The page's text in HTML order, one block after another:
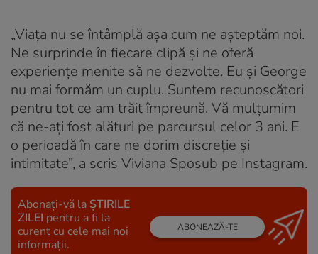
„Viața nu se întâmplă așa cum ne așteptăm noi.
Ne surprinde în fiecare clipă și ne oferă
experiențe menite să ne dezvolte. Eu și George
nu mai formăm un cuplu. Suntem recunoscători
pentru tot ce am trăit împreună. Vă mulțumim
că ne-ați fost alături pe parcursul celor 3 ani. E
o perioadă în care ne dorim discreție și
intimitate”, a scris Viviana Sposub pe Instagram.
Abonați-vă la ȘTIRILE
ZILEI pentru a fi la
curent cu cele mai noi
informații.
ABONEAZĂ-TE